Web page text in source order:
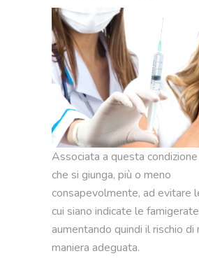
Associata a questa condizione
che si giunga, più o meno
consapevolmente, ad evitare
cui siano indicate le famigerate
aumentando quindi il rischio di
maniera adeguata.